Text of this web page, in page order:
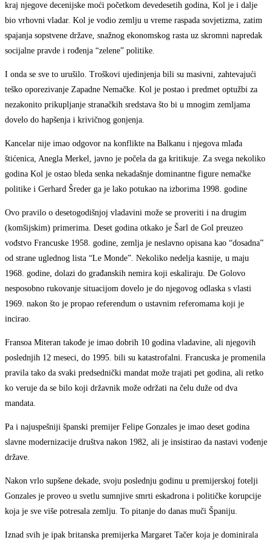
kraj njegove decenijske moći početkom devedesetih godina, Kol je i dalje
bio vrhovni vladar. Kol je vodio zemlju u vreme raspada sovjetizma, zatim
spajanja sopstvene države, snažnog ekonomskog rasta uz skromni napredak
socijalne pravde i rođenja “zelene” politike.
I onda se sve to urušilo. Troškovi ujedinjenja bili su masivni, zahtevajući
teško oporezivanje Zapadne Nemačke. Kol je postao i predmet optužbi za
nezakonito prikupljanje stranačkih sredstava što bi u mnogim zemljama
dovelo do hapšenja i krivičnog gonjenja.
Kancelar nije imao odgovor na konflikte na Balkanu i njegova mlađa
štićenica, Anegla Merkel, javno je počela da ga kritikuje. Za svega nekoliko
godina Kol je ostao bleda senka nekadašnje dominantne figure nemačke
politike i Gerhard Šreder ga je lako potukao na izborima 1998. godine
Ovo pravilo o desetogodišnjoj vladavini može se proveriti i na drugim
(komšijskim) primerima. Deset godina otkako je Šarl de Gol preuzeo
vođstvo Francuske 1958. godine, zemlja je neslavno opisana kao “dosadna”
od strane uglednog lista “Le Monde”. Nekoliko nedelja kasnije, u maju
1968. godine, dolazi do građanskih nemira koji eskaliraju. De Golovo
nesposobno rukovanje situacijom dovelo je do njegovog odlaska s vlasti
1969. nakon što je propao referendum o ustavnim referomama koji je
incirao.
Fransoa Miteran takođe je imao dobrih 10 godina vladavine, ali njegovih
poslednjih 12 meseci, do 1995. bili su katastrofalni. Francuska je promenila
pravila tako da svaki predsednički mandat može trajati pet godina, ali retko
ko veruje da se bilo koji državnik može održati na čelu duže od dva
mandata.
Pa i najuspešniji španski premijer Felipe Gonzales je imao deset godina
slavne modernizacije društva nakon 1982, ali je insistirao da nastavi vođenje
države.
Nakon vrlo supšene dekade, svoju poslednju godinu u premijerskoj fotelji
Gonzales je proveo u svetlu sumnjive smrti eskadrona i političke korupcije
koja je sve više potresala zemlju. To pitanje do danas muči Španiju.
Iznad svih je ipak britanska premijerka Margaret Tačer koja je dominirala